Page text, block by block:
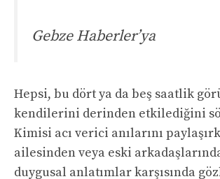
Gebze Haberler’ya
Hepsi, bu dört ya da beş saatlik
kendilerini derinden etkilediğini
Kimisi acı verici anılarını
ailesinden veya eski
duygusal anlatımlar karşısında